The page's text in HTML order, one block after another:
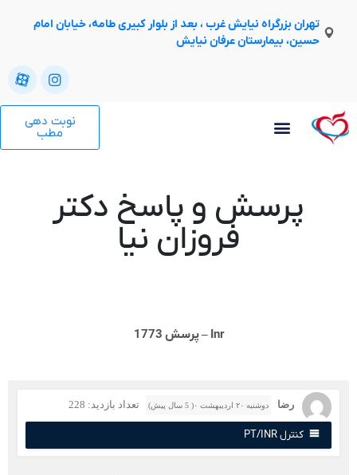
تهران بزرگراه نیایش غرب ، بعد از بلوار کبیری طامه، خیابان امام
حسین، بیمارستان عرفان نیایش
نوبت دهی
پرسش و پاسخ دکتر
فروزان نیا
رضا دوشنبه ۲۰ اردیبهشت ۰( 5 سال پیش) تعداد بازدید: 228
کنترل PT/INR